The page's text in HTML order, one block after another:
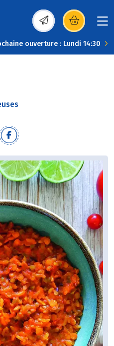
(s’ouvre dans une
ouverture : Lundi 14:30